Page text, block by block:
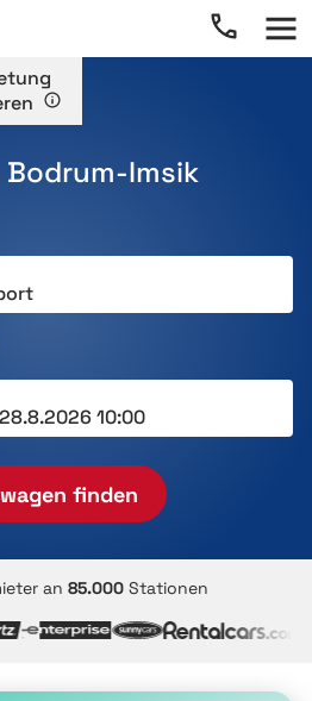
Imsik
finden
an 85.000 Stationen